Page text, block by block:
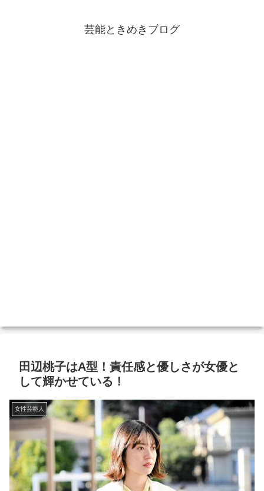
芸能ときめきブログ
田辺桃子はA型！責任感と優しさが女優と
して輝かせている！
女性芸能人